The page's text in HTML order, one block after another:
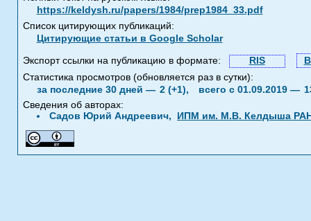
https://keldysh.ru/papers/1984/prep1984_33.pdf
Список цитирующих публикаций:
Цитирующие статьи в Google Scholar
Экспорт ссылки на публикацию в формате: RIS
Статистика просмотров (обновляется раз в сутки):
за последние 30 дней — 2 (+1), всего с 01.09.2019 —
Сведения об авторах:
Садов Юрий Андреевич,
ИПМ им. М.В. Келдыша